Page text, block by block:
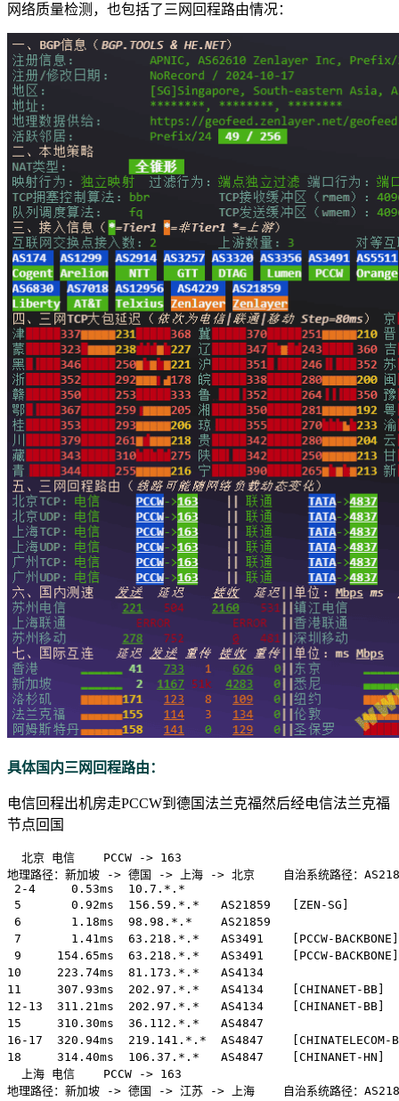
网络质量检测，也包括了三网回程路由情况：
具体国内三网回程路由：
电信回程出机房走PCCW到德国法兰克福然后经电信法兰克福
节点回国
  北京 电信    PCCW -> 163
地理路径：新加坡 -> 德国 -> 上海 -> 北京    自治系统路径：
2-4     0.53ms  10.7.*.*
5       0.92ms  156.59.*.*   AS21859   [ZEN-SG]
6       1.18ms  98.98.*.*    AS21859
7       1.41ms  63.218.*.*   AS3491    [PCCW-
9     154.65ms  63.218.*.*   AS3491    [PCCW-BACKBONE]
10     223.74ms  81.173.*.*   AS4134                      德
11     307.93ms  202.97.*.*   AS4134    [CHINANET-BB]
12-13  311.21ms  202.97.*.*   AS4134    [CHINANET-BB]
15     310.30ms  36.112.*.*   AS4847
16-17  320.94ms  219.141.*.*  AS4847
18     314.40ms  106.37.*.*   AS4847    [CHINANET-HN]
  上海 电信    PCCW -> 163
地理路径：新加坡 -> 德国 -> 江苏 -> 上海    自治系统路径：